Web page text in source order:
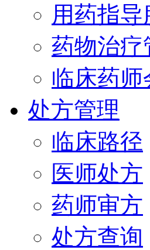
用药指导
药物治疗
临床药师
处方管理
临床路径
医师处方
药师审方
处方查询